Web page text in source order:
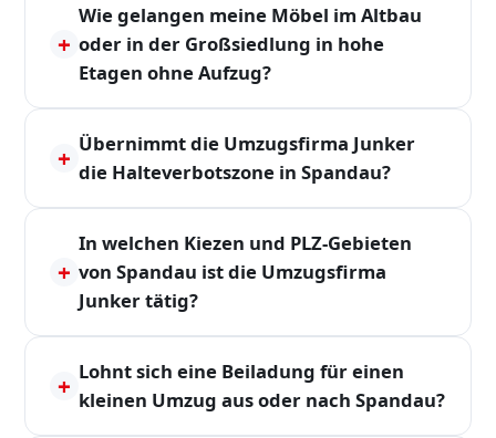
+
Wie gelangen meine Möbel im Altbau
oder in der Großsiedlung in hohe
Etagen ohne Aufzug?
+ Übernimmt die Umzugsfirma Junker
die Halteverbotszone in Spandau?
+
In welchen Kiezen und PLZ-Gebieten
von Spandau ist die Umzugsfirma
Junker tätig?
+ Lohnt sich eine Beiladung für einen
kleinen Umzug aus oder nach Spandau?